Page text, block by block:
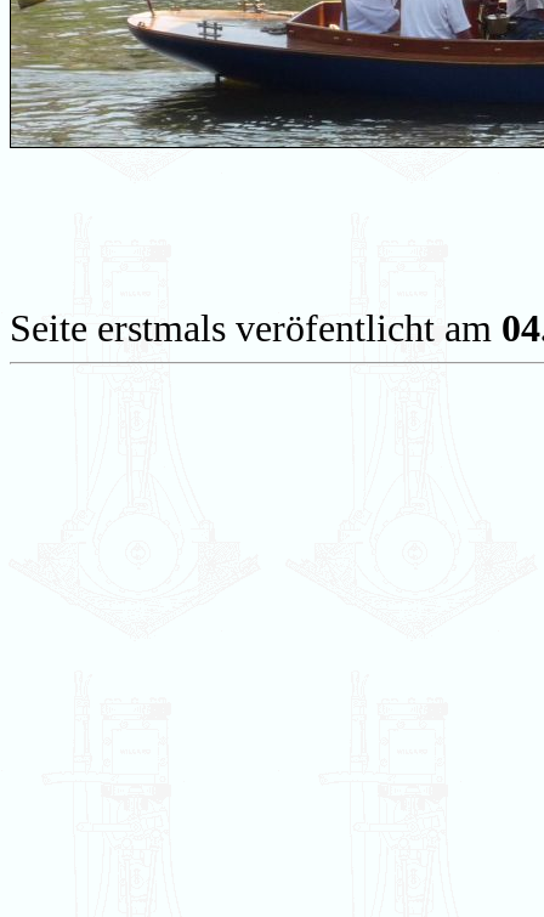
Seite erstmals veröfentlicht am